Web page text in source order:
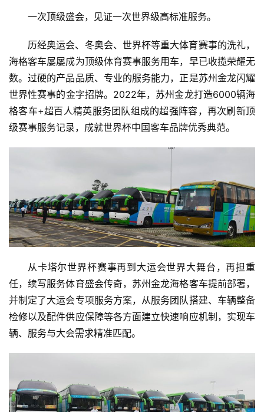
活
科
技
财
育
专
汽
车
·
新
能
源
登录 注册
一次顶级盛会，见证一次世界级高标准服务。
历经奥运会、冬奥会、世界杯等重大体育赛事的洗礼，
海格客车屡屡成为顶级体育赛事服务用车，早已收揽荣耀无
数。过硬的产品品质、专业的服务能力，正是苏州金龙闪耀
世界性赛事的金字招牌。2022年，苏州金龙打造6000辆海
格客车+超百人精英服务团队组成的超强阵容，再次刷新顶
级赛事服务记录，成就世界杯中国客车品牌优秀典范。
从卡塔尔世界杯赛事再到大运会世界大舞台，再担重
任，续写服务体育盛会传奇，苏州金龙海格客车提前部署，
并制定了大运会专项服务方案，从服务团队搭建、车辆整备
检修以及配件供应保障等各方面建立快速响应机制，实现车
辆、服务与大会需求精准匹配。